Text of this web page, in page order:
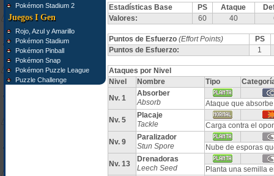
Pokémon Stadium 2
Juegos I Gen
Rojo, Azul y Amarillo
Pokémon Stadium
Pokémon Pinball
Pokémon Snap
Pokémon Puzzle League
Puzzle Challenge
Estadísticas Base PS Ataque
Valores:
60 40
Puntos de Esfuerzo (Effort Points)
PS
Puntos de Esfuerzo:
1
Ataques por Nivel
Nivel
Nombre Tipo
Nv. 1
Absorber
Absorb
Ataque que
Nv. 5
Placaje
Tackle
Carga contra el
Nv. 9
Paralizador
Stun Spore
Nube de esporas
Nv. 13
Drenadoras
Leech Seed
Planta una semilla